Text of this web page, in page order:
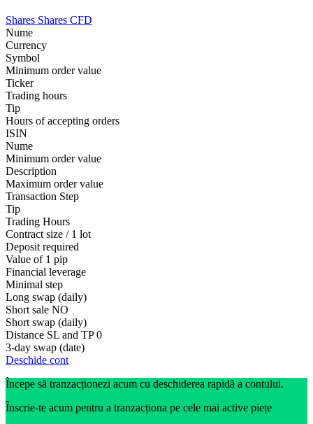
Shares Shares CFD
Nume
Currency
Symbol
Minimum order value
Ticker
Trading hours
Tip
Hours of accepting orders
ISIN
Nume
Minimum order value
Description
Maximum order value
Transaction Step
Tip
Trading Hours
Contract size / 1 lot
Deposit required
Value of 1 pip
Financial leverage
Minimal step
Long swap (daily)
Short sale NO
Short swap (daily)
Distance SL and TP 0
3-day swap (date)
Deschide cont
Începe să tranzacționezi acum cu deschiderea rapidă a contului.
Înscrie-te acum pentru a tranzacționa pe cele mai active piețe